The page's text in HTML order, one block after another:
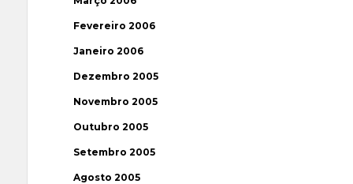
Fevereiro 2006
Janeiro 2006
Dezembro 2005
Novembro 2005
Outubro 2005
Setembro 2005
Agosto 2005